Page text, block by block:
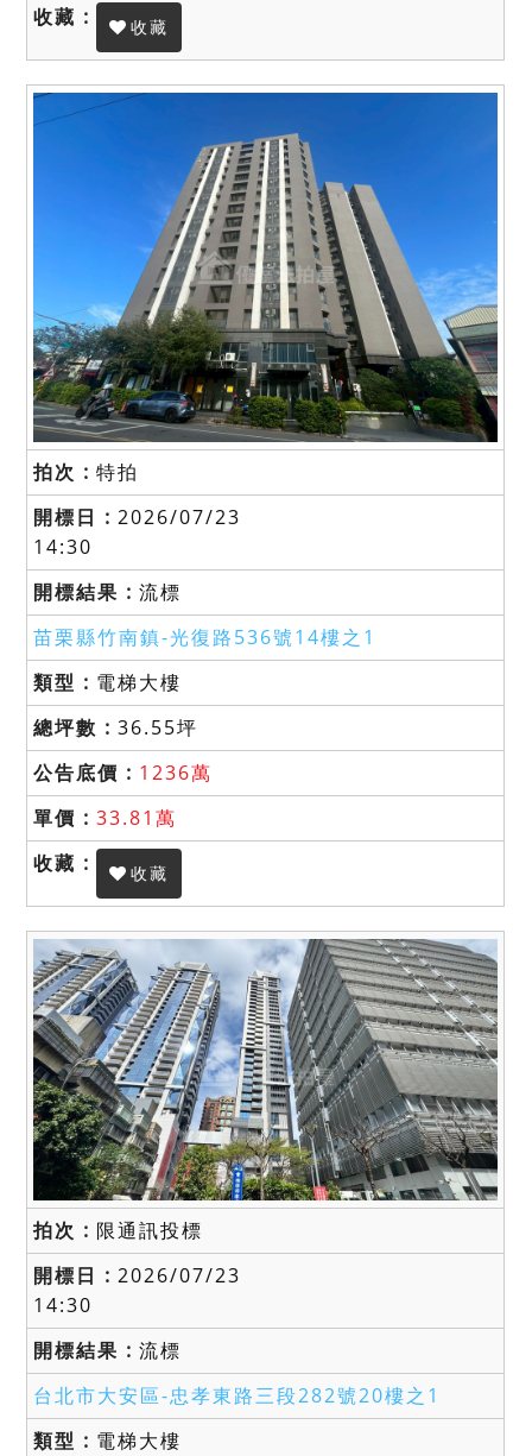
收藏
特拍
2026/07/23
14:30
流標
苗栗縣竹南鎮-光復路536號14樓之1
電梯大樓
36.55坪
1236萬
33.81萬
收藏
限通訊投標
2026/07/23
14:30
流標
台北市大安區-忠孝東路三段282號20樓之1
電梯大樓